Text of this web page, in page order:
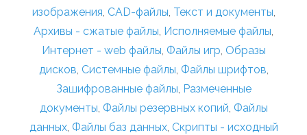
изображения, CAD-файлы, Текст и документы,
Архивы - сжатые файлы, Исполняемые файлы,
Интернет - web файлы, Файлы игр, Образы
дисков, Системные файлы, Файлы шрифтов,
Зашифрованные файлы, Размеченные
документы, Файлы резервных копий, Файлы
данных, Файлы баз данных, Скрипты - исходный